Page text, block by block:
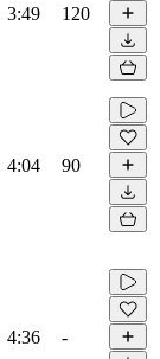
3:49 120
4:04 90
4:36 -